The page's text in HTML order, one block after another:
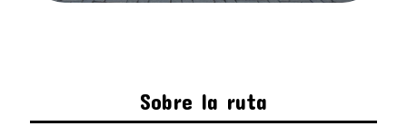
Sobre la ruta